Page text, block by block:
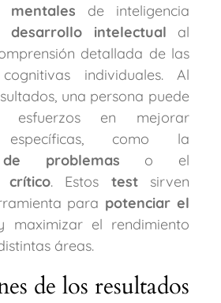
mentales de inteligencia
desarrollo intelectual al
detallada de las
individuales. Al
una persona puede
esfuerzos en mejorar
específicas, como la
problemas o el
crítico. Estos testsirven
para potenciar el
maximizar el rendimiento
áreas.
de los resultados